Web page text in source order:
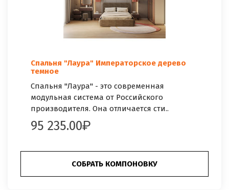
Спальня "Лаура" Императорское дерево
темное
Спальня "Лаура" - это современная
модульная система от Российского
производителя. Она отличается сти..
95 235.00
СОБРАТЬ КОМПОНОВКУ